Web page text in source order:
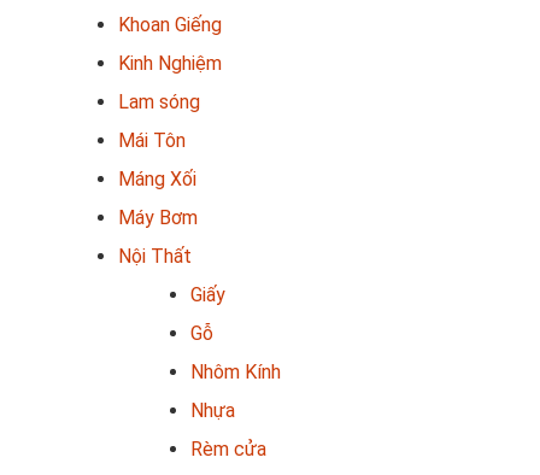
Khoan Giếng
Kinh Nghiệm
Lam sóng
Mái Tôn
Máng Xối
Máy Bơm
Nội Thất
Giấy
Gỗ
Nhôm Kính
Nhựa
Rèm cửa